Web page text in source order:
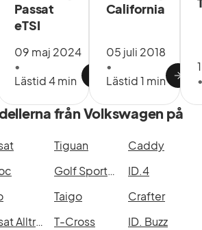
Med det
inte säga
att vårt mål
är att det
tryggt att
köpa
bil hos oss
va?
Passat
eTSI
09 maj 2024
•
Lästid 4 min
California
05 juli 2018
•
Lästid 1 min
från Volkswagen på
Tiguan
Caddy
Golf Sportscombi
ID.4
Taigo
Crafter
Passat Alltrack T-Cross
ID. Buzz